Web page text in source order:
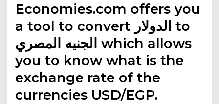
Economies.com offers you
a tool to convert الدولار to
الجنيه المصري which allows
you to know what is the
exchange rate of the
currencies USD/EGP.